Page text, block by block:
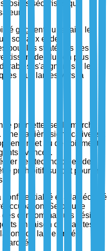
sécurisés qui
gagnent du terrain, les
sociaux et de
pour les stratégies des
de plus en plus
s'alignant sur les
plus larges vers la
prometteuse, le marché
barrière significative est
et au déploiement
avancés.
des technologies de
prohibitif, surtout pour les
confidentialité et à la sécurité
Selon une
consommateurs hésitent
en raison de craintes de
de la vie privée,